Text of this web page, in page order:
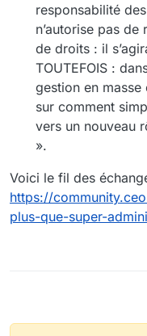
responsabilité
n’autorise pas
de droits : il
TOUTEFOIS :
gestion en
sur comment
vers un nouveau
».
Voici le fil des
https://
plus-que-super-